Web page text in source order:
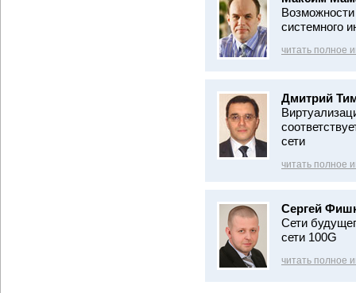
Возможности
системного
читать полное
Дмитрий
сети
читать полное
Сергей
Сети
сети 100G
читать полное